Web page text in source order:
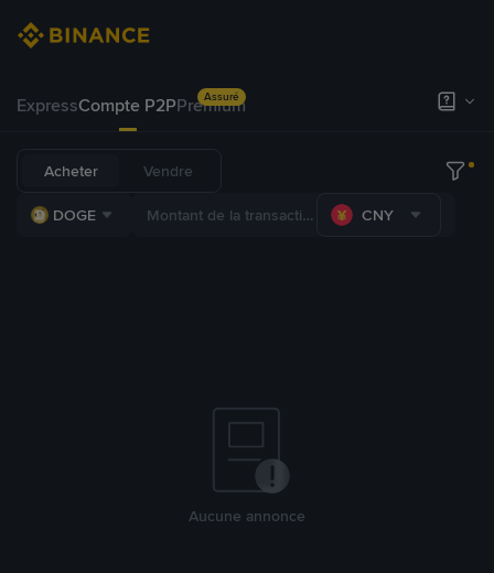
ExpressCompte P2PPremium
Assuré
Acheter Vendre
DOGE CNY
Aucune annonce